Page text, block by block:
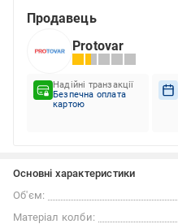
Продавець
Protovar
Надійні транзакції
Безпечна оплата
картою
Основні характеристики
Об'єм:
Матеріал колби: